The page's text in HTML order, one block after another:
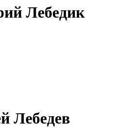
Лебедик
Лебедев